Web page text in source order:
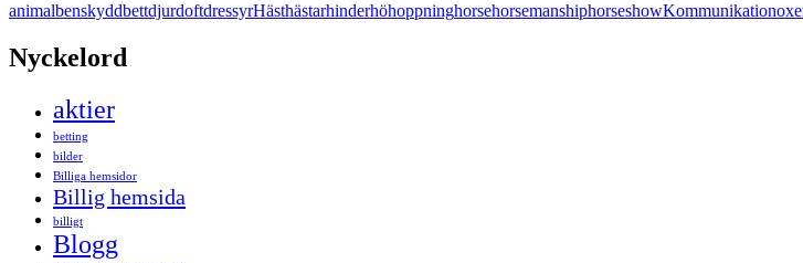
animalbenskyddbettdjurdoftdressyrHästhästarhinderhöhoppninghorsehorsemanshiphorseshowKommunikation
Nyckelord
aktier
betting
bilder
Billiga hemsidor
Billig hemsida
billigt
Blogg